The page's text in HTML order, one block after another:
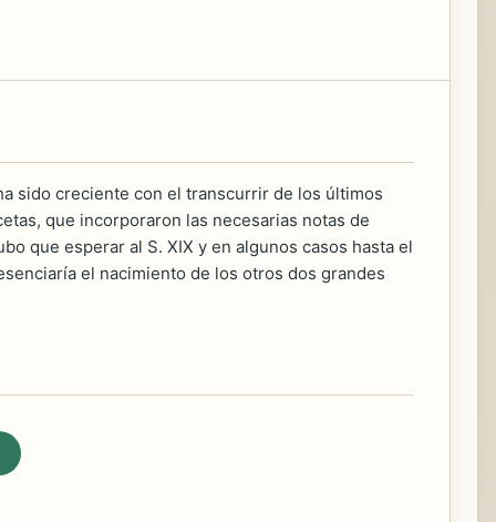
sido creciente con el transcurrir de los últimos
que incorporaron las necesarias notas de
que esperar al S. XIX y en algunos casos hasta el
el nacimiento de los otros dos grandes